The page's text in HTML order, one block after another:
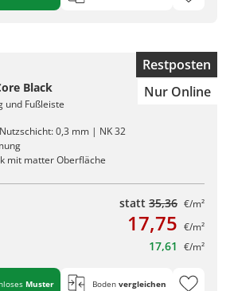
Restposten
Nur Online
Black
und Fußleiste
0,3 mm | NK 32
mit matter Oberfläche
statt 35,36 €/m²
17,75 €/m²
17,61 €/m²
Muster Boden vergleichen